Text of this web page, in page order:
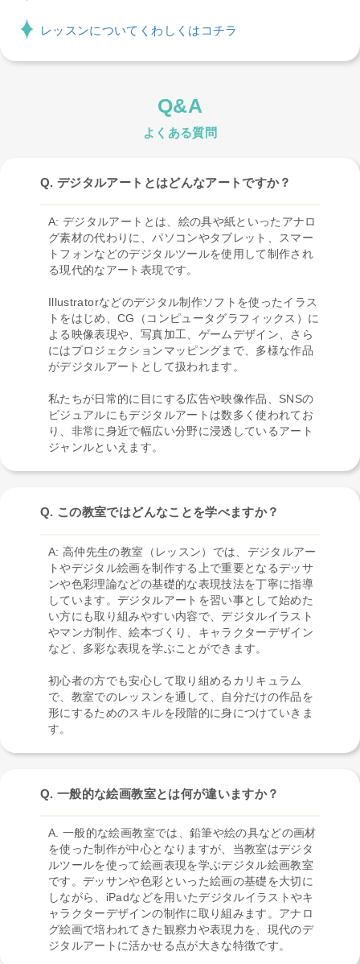
レッスンについてくわしくはコチラ
Q&A
よくある質問
Q. デジタルアートとはどんなアートですか？
A: デジタルアートとは、絵の具や紙といったアナロ
グ素材の代わりに、パソコンやタブレット、スマー
トフォンなどのデジタルツールを使用して制作され
る現代的なアート表現です。
Illustratorなどのデジタル制作ソフトを使ったイラス
トをはじめ、CG（コンピュータグラフィックス）に
よる映像表現や、写真加工、ゲームデザイン、さら
にはプロジェクションマッピングまで、多様な作品
がデジタルアートとして扱われます。
私たちが日常的に目にする広告や映像作品、SNSの
ビジュアルにもデジタルアートは数多く使われてお
り、非常に身近で幅広い分野に浸透しているアート
ジャンルといえます。
Q. この教室ではどんなことを学べますか？
A: 高仲先生の教室（レッスン）では、デジタルアー
トやデジタル絵画を制作する上で重要となるデッサ
ンや色彩理論などの基礎的な表現技法を丁寧に指導
しています。デジタルアートを習い事として始めた
い方にも取り組みやすい内容で、デジタルイラスト
やマンガ制作、絵本づくり、キャラクターデザイン
など、多彩な表現を学ぶことができます。
初心者の方でも安心して取り組めるカリキュラム
で、教室でのレッスンを通して、自分だけの作品を
形にするためのスキルを段階的に身につけていきま
す。
Q. 一般的な絵画教室とは何が違いますか？
A. 一般的な絵画教室では、鉛筆や絵の具などの画材
を使った制作が中心となりますが、当教室はデジタ
ルツールを使って絵画表現を学ぶデジタル絵画教室
です。デッサンや色彩といった絵画の基礎を大切に
しながら、iPadなどを用いたデジタルイラストやキ
ャラクターデザインの制作に取り組みます。アナロ
グ絵画で培われてきた観察力や表現力を、現代のデ
ジタルアートに活かせる点が大きな特徴です。